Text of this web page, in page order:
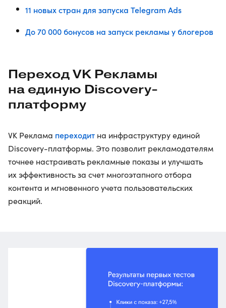
11 новых стран для запуска Telegram Ads
До 70 000 бонусов на запуск рекламы у блогеров
Переход VK Рекламы
на единую Discovery-
платформу
VK Реклама переходит на инфраструктуру единой
Discovery-платформы. Это позволит рекламодателям
точнее настраивать рекламные показы и улучшать
их эффективность за счет многоэтапного отбора
контента и мгновенного учета пользовательских
реакций.